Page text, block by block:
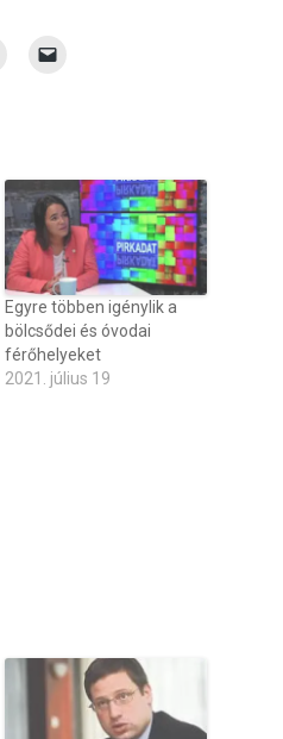
Egyre többen igénylik a
bölcsődei és óvodai
férőhelyeket
2021. július 19